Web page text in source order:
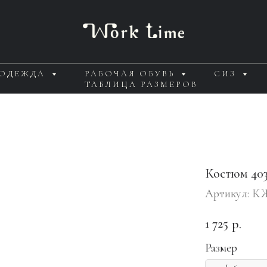
РАБОЧАЯ ОБУВЬ
СИЗ
ТАБЛИЦА РАЗМЕРОВ
Костюм
Артикул:
1 725 р.
Размер